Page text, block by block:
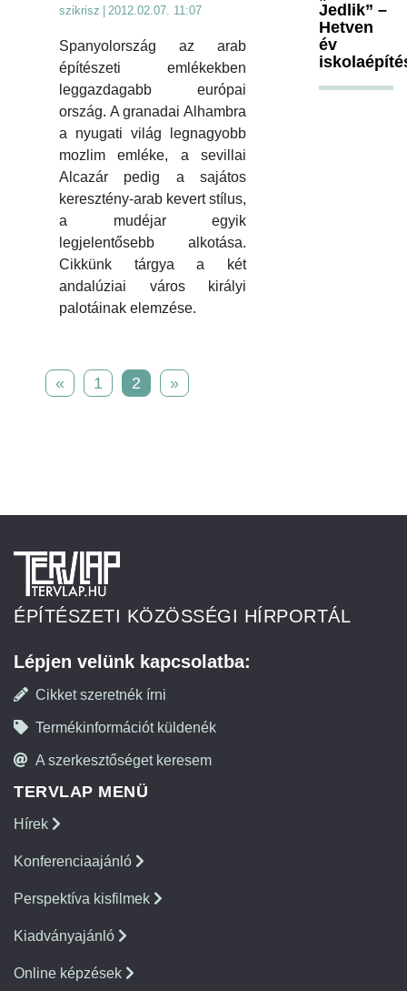
szikrisz 2012.02.07. 11:07
Spanyolország az arab
építészeti emlékekben
leggazdagabb európai
ország. A granadai Alhambra
a nyugati világ legnagyobb
mozlim emléke, a sevillai
Alcazár pedig a sajátos
keresztény-arab kevert stílus,
a mudéjar egyik
legjelentősebb alkotása.
Cikkünk tárgya a két
andalúziai város királyi
palotáinak elemzése.
« 1 2 »
Jedlik” –
Hetven
év
ÉPÍTÉSZETI KÖZÖSSÉGI HÍRPORTÁL
Lépjen velünk kapcsolatba:
Cikket szeretnék írni
Termékinformációt küldenék
A szerkesztőséget keresem
TERVLAP MENÜ
Hírek
Konferenciaajánló
Perspektíva kisfilmek
Kiadványajánló
Online képzések